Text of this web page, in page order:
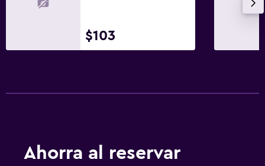
$103
Ahorra al reservar